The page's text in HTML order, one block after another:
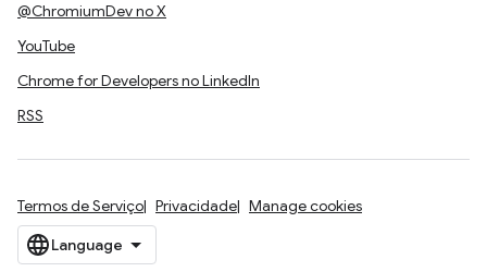
@ChromiumDev no X
YouTube
Chrome for Developers no LinkedIn
RSS
Termos de Serviço Privacidade Manage cookies